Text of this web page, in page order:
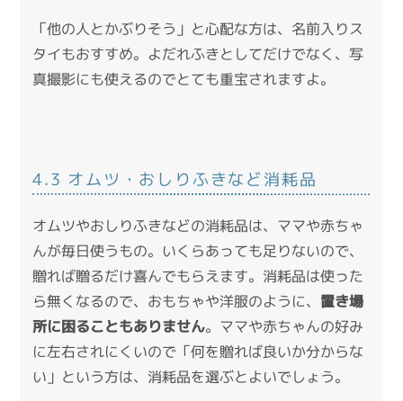
「他の人とかぶりそう」と心配な方は、名前入りス
タイもおすすめ。よだれふきとしてだけでなく、写
真撮影にも使えるのでとても重宝されますよ。
4.3 オムツ・おしりふきなど消耗品
オムツやおしりふきなどの消耗品は、ママや赤ちゃ
んが毎日使うもの。いくらあっても足りないので、
贈れば贈るだけ喜んでもらえます。消耗品は使った
ら無くなるので、おもちゃや洋服のように、 置き場
所に困ることもありません。ママや赤ちゃんの好み
に左右されにくいので「何を贈れば良いか分からな
い」という方は、消耗品を選ぶとよいでしょう。